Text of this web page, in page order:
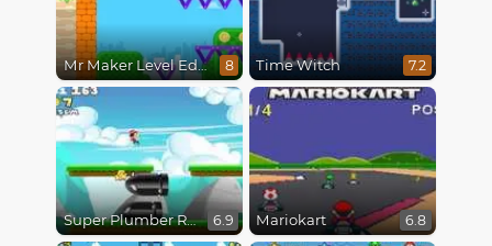
Mr Maker Level Editor 8 Time Witch 7.2
Super Plumber Run 6.9 Mariokart 6.8